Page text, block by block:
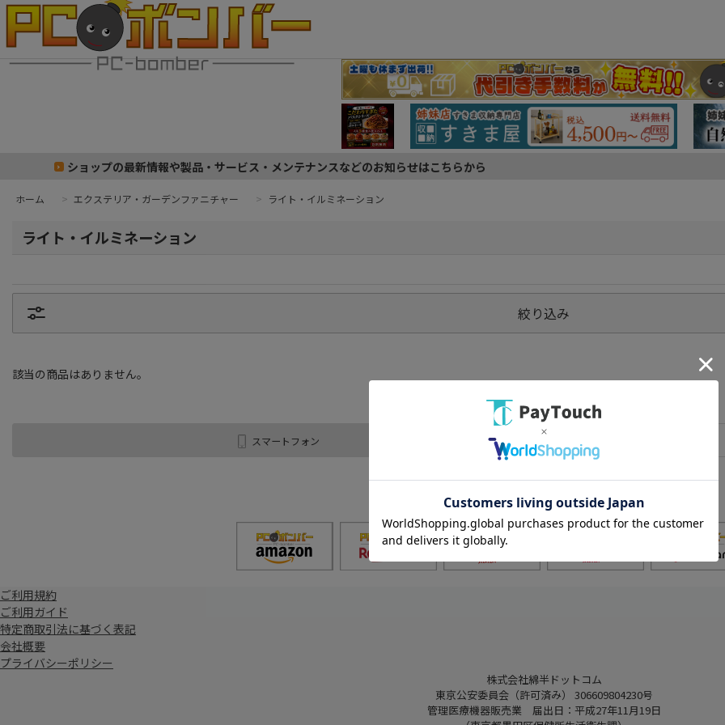
ショップの最新情報や製品・サービス・メンテナンスなどのお知らせはこちらから
ホーム > エクステリア・ガーデンファニチャー > ライト・イルミネーション
ライト・イルミネーション
絞り込み
該当の商品はありません。
スマートフォン
ご利用規約
ご利用ガイド
特定商取引法に基づく表記
会社概要
プライバシーポリシー
株式会社綿半ドットコム
東京公安委員会（許可済み） 306609804230号
管理医療機器販売業 届出日：平成27年11月19日